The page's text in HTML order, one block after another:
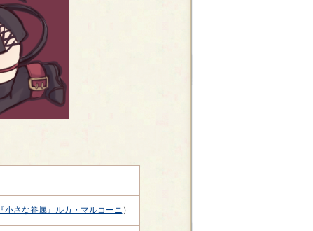
『小さな眷属』ルカ・マルコーニ ）